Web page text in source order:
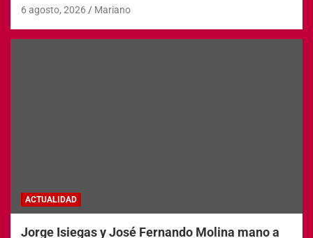
6 agosto, 2026 Mariano
ACTUALIDAD
Jorge Isiegas y José Fernando Molina mano a